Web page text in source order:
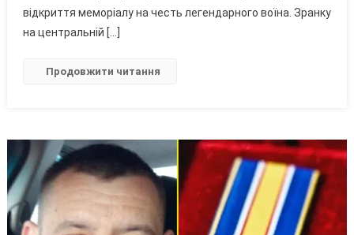
відкриття меморіалу на честь легендарного воїна. Зранку
на центральній […]
Продовжити читання